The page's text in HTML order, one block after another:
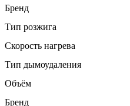
Бренд
Тип розжига
Скорость нагрева
Тип дымоудаления
Объём
Бренд